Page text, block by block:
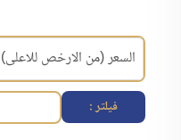
فیلتر :